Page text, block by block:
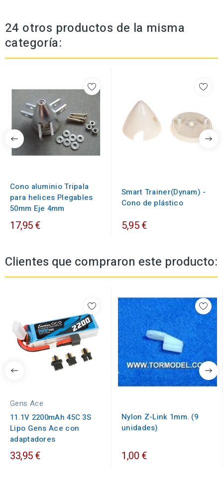
24 otros productos de la misma
categoría:
Cono aluminio Tripala
para helices Plegables
50mm Eje 4mm
17,95 €
Smart Trainer(Dynam) -
Cono de plástico
5,95 €
Clientes que compraron este producto:
Gens Ace
11.1V 2200mAh 45C 3S
Lipo Gens Ace con
adaptadores
33,95 €
Nylon Z-Link 1mm. (9
unidades)
1,00 €